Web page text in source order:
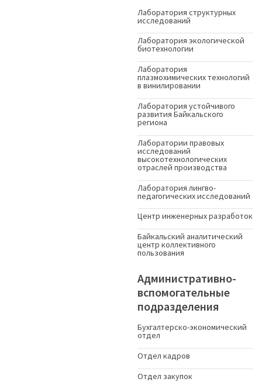
Лаборатория структурных
исследований
Лаборатория экологической
биотехнологии
Лаборатория
плазмохимических технологий
в винилировании
Лаборатория устойчивого
развития Байкальского
региона
Лаборатории правовых
исследований
высокотехнологических
отраслей производства
Лаборатория лингво-
педагогических исследований
Центр инженерных разработок
Байкальский аналитический
центр коллективного
пользования
Административно-
вспомогательные
подразделения
Бухгалтерско-экономический
отдел
Отдел кадров
Отдел закупок